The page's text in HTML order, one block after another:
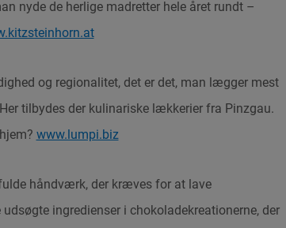
nyde de herlige madretter hele året rundt –
og regionalitet, det er det, man lægger mest
tilbydes der kulinariske lækkerier fra Pinzgau.
www.lumpi.biz
håndværk, der kræves for at lave
ingredienser i chokoladekreationerne, der